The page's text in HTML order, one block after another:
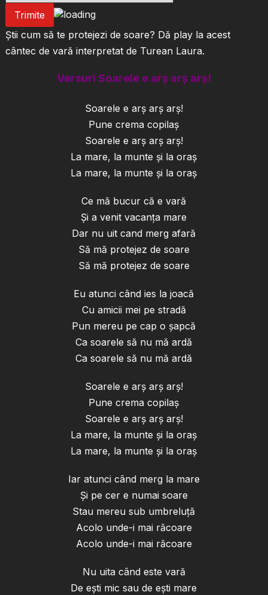
Trimite
Știi cum să te protejezi de soare? Dă play la acest
cântec de vară interpretat de Turean Laura.
Versuri Soarele e arș arș arș!
Soarele e arș arș arș!
Pune crema copilaș
Soarele e arș arș arș!
La mare, la munte și la oraș
La mare, la munte și la oraș
Ce mă bucur că e vară
Și a venit vacanța mare
Dar nu uit cand merg afară
Să mă protejez de soare
Să mă protejez de soare
Eu atunci când ies la joacă
Cu amicii mei pe stradă
Pun mereu pe cap o șapcă
Ca soarele să nu mă ardă
Ca soarele să nu mă ardă
Soarele e arș arș arș!
Pune crema copilaș
Soarele e arș arș arș!
La mare, la munte și la oraș
La mare, la munte și la oraș
Iar atunci când merg la mare
Și pe cer e numai soare
Stau mereu sub umbreluță
Acolo unde-i mai răcoare
Acolo unde-i mai răcoare
Nu uita când este vară
De ești mic sau de ești mare